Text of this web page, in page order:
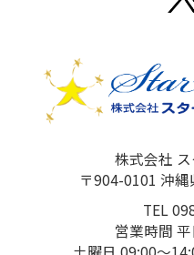
株式会社
〒904-0101 沖
TEL
営業時間